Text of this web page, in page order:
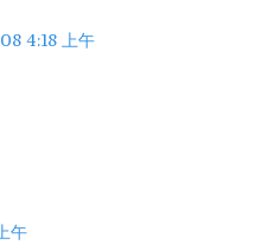
4:18 上午
午